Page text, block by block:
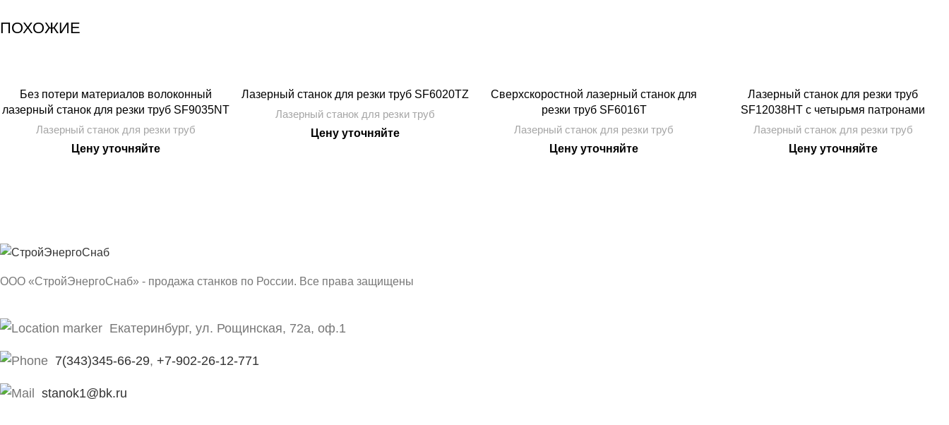
ПОХОЖИЕ
Без потери материалов волоконный
лазерный станок для резки труб SF9035NT
Лазерный станок для резки труб
Цену уточняйте
Лазерный станок для резки труб SF6020TZ
Лазерный станок для резки труб
Цену уточняйте
Сверхскоростной лазерный станок для
резки труб SF6016T
Лазерный станок для резки труб
Цену уточняйте
Лазерный станок для резки труб
SF12038HT с четырьмя патронами
Лазерный станок для резки труб
Цену уточняйте
ООО «СтройЭнергоСнаб» - продажа станков по России. Все права защищены
Екатеринбург, ул. Рощинская, 72а, оф.1
7(343)345-66-29, +7-902-26-12-771
stanok1@bk.ru